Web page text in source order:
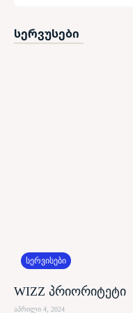
სერვუსები
სერვისები
WIZZ პრიორიტეტი
აპრილი 4, 2024